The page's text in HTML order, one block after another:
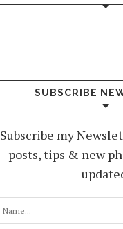
SUBSCRIBE
Subscribe my
posts, tips & new